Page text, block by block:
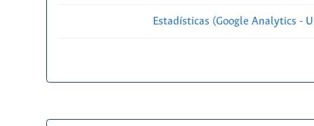
Estadísticas (Google Analytics -